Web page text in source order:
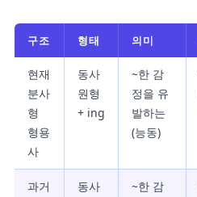
구조 형태 의미
현재
분사
형
형용
사
동사
원형
+ ing
~한 감
정을 유
발하는
(능동)
과거
동사
~한 감